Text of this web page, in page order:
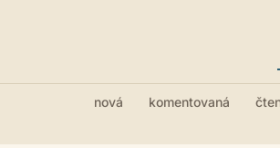
nová komentovaná